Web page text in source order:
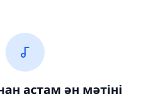
астам ән мәтіні